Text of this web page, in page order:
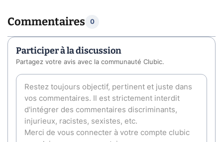
Commentaires 0
Participer à la discussion
Partagez votre avis avec la communauté Clubic.